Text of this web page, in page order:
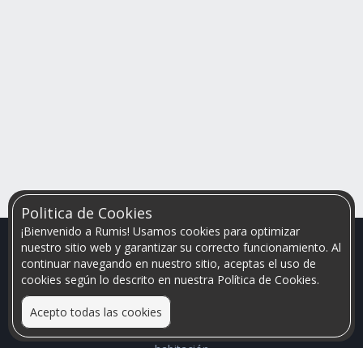
Politica de Cookies
¡Bienvenido a Rumis! Usamos cookies para optimizar
nuestro sitio web y garantizar su correcto funcionamiento. Al
continuar navegando en nuestro sitio, aceptas el uso de
cookies según lo descrito en nuestra Política de Cookies.
Acepto todas las cookies
Relacionamos personas que arriendan con las que buscan una